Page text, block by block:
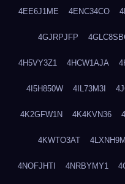
4EE6J1ME 4ENC34CO
4GJRPJFP
4H5VY3Z1 4HCW1AJA
4I5H850W 4IL73M3I
4K2GFW1N 4K4KVN36
4KWTO3AT
4NOFJHTI 4NRBYMY1